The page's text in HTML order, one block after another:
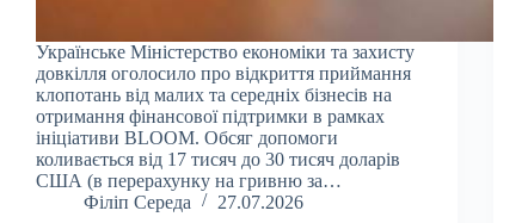
Українське Міністерство економіки та захисту
довкілля оголосило про відкриття приймання
клопотань від малих та середніх бізнесів на
отримання фінансової підтримки в рамках
ініціативи BLOOM. Обсяг допомоги
коливається від 17 тисяч до 30 тисяч доларів
США (в перерахунку на гривню за…
Філіп Середа
27.07.2026